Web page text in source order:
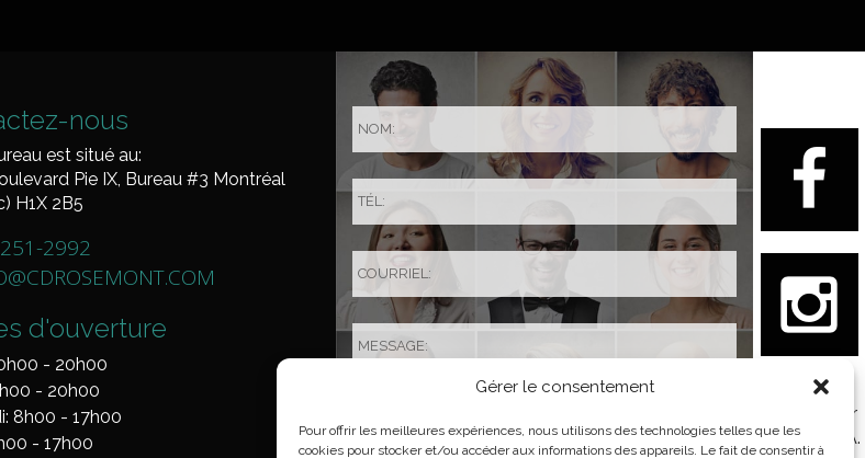
Gérer le consentement
Pour offrir les meilleures expériences, nous utilisons des technologies telles que les
cookies pour stocker et/ou accéder aux informations des appareils. Le fait de consentir à
nous
est situé au:
Pie IX, Bureau #3 Montréal
H1X 2B5
2992
d'ouverture
- 20h00
- 20h00
8h00 - 17h00
- 17h00
Ce site est
protégé par
reCAPTCHA.